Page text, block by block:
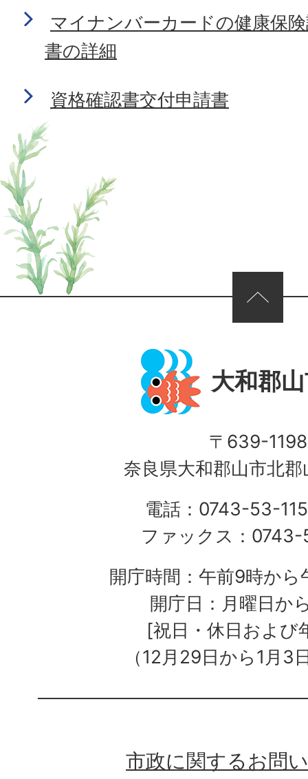
マイナンバーカードの健康保
書の詳細
資格確認書交付申請書
ページの先頭へ
大和郡
〒639-1198
奈良県大和郡山市北
電話：0743-53-
ファックス：
開庁時間：午前9時か
開庁日：月曜日か
[祝日・休日および
（12月29日から1月3
市政に関するお問